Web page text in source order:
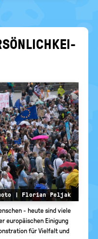
| Florian Peljak
- heute sind viele
europäischen Einigung
für Vielfalt und